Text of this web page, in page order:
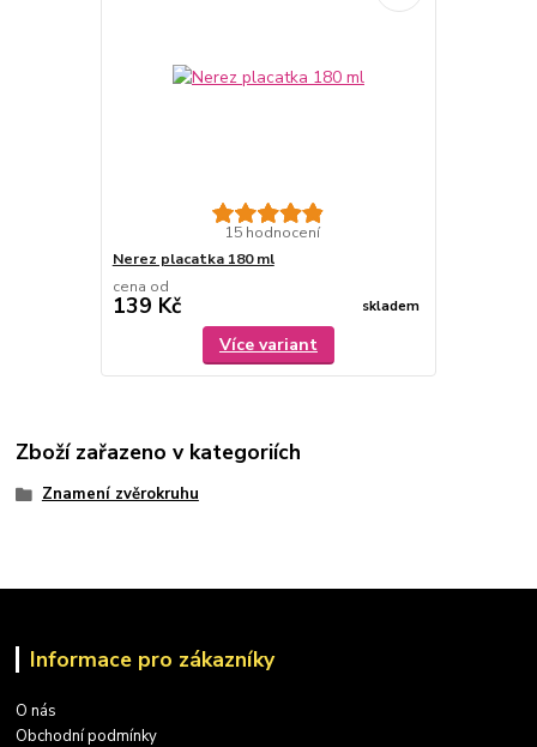
15 hodnocení
Nerez placatka 180 ml
cena od
139 Kč skladem
Více variant
Zboží zařazeno v kategoriích
Znamení zvěrokruhu
Informace pro zákazníky
O nás
Obchodní podmínky